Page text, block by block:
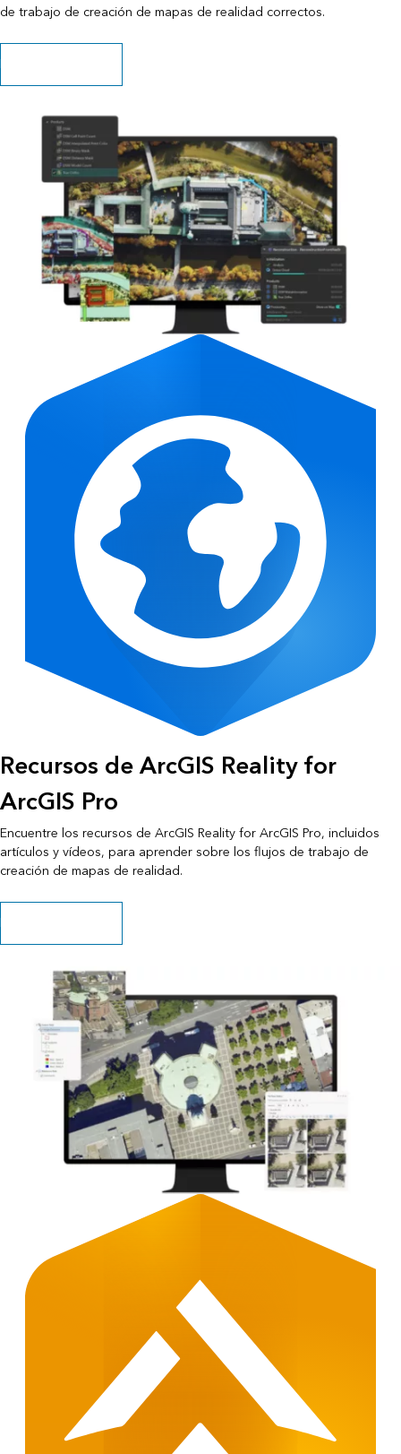
de trabajo de creación de mapas de realidad correctos.
Explorar los recursos
Recursos de ArcGIS Reality for
ArcGIS Pro
Encuentre los recursos de ArcGIS Reality for ArcGIS Pro, incluidos
artículos y vídeos, para aprender sobre los flujos de trabajo de
creación de mapas de realidad.
Explorar los recursos